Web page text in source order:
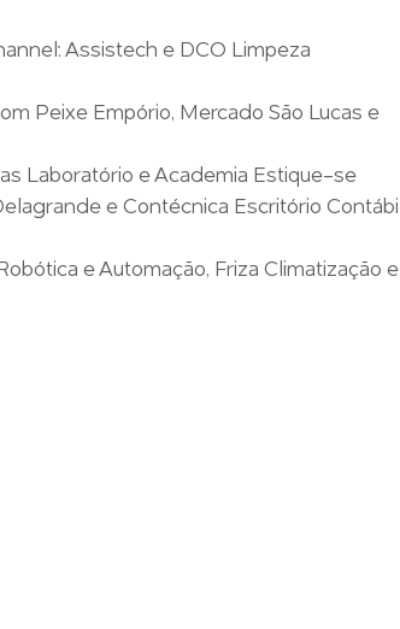
Assistech e DCO Limpeza
Peixe Empório, Mercado São Lucas e
Laboratório e Academia Estique-se
e Contécnica Escritório Contábil
e Automação, Friza Climatização e